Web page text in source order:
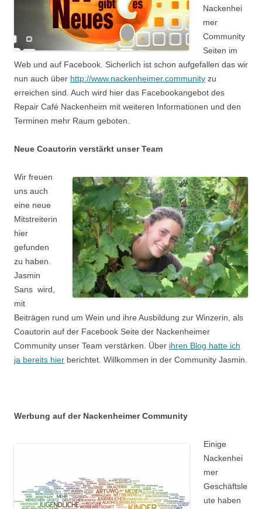
Nackenhei
mer
Community
Seiten im
Web und auf Facebook. Sicherlich ist schon aufgefallen das wir
nun auch über http://www.nackenheimer.community zu
erreichen sind. Auch wird hier das Facebookangebot des
Repair Café Nackenheim mit weiteren Informationen und den
Terminen mehr Raum geboten.
Neue Coautorin verstärkt unser Team
Wir freuen
uns auch
eine neue
Mitstreiterin
hier
gefunden
zu haben.
Jasmin
Sans wird,
mit
Beiträgen rund um Wein und ihre Ausbildung zur Winzerin, als
Coautorin auf der Facebook Seite der Nackenheimer
Community unser Team verstärken. Über ihren Blog hatte ich
ja bereits hier berichtet. Willkommen in der Community Jasmin.
Werbung auf der Nackenheimer Community
Einige
Nackenhei
mer
Geschäftsle
ute haben